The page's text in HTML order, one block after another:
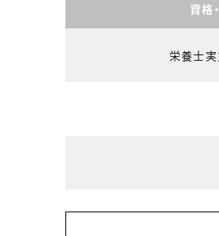
資格
栄養士